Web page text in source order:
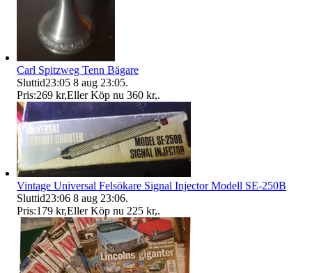
Carl Spitzweg Tenn Bägare
Sluttid23:05 8 aug 23:05.
Pris:269 kr,Eller Köp nu 360 kr,.
Vintage Universal Felsökare Signal Injector Modell SE-250B
Sluttid23:06 8 aug 23:06.
Pris:179 kr,Eller Köp nu 225 kr,.